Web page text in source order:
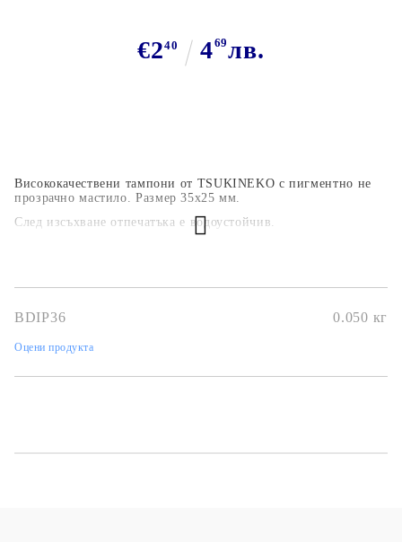
€240 469лв.
Висококачествени тампони от TSUKINEKO с пигментно не
прозрачно мастило. Размер 35х25 мм.
След изсъхване отпечатъка е водоустойчив.
BDIP36 0.050 кг
Оцени продукта